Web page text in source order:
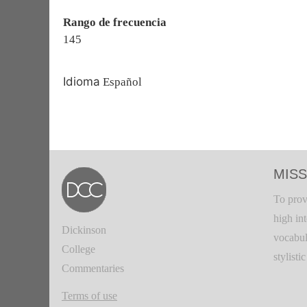
Rango de frecuencia
145
Idioma Español
Dickinson
College
Commentaries
Terms of use
To
high